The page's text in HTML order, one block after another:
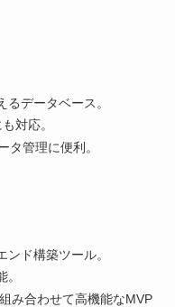
データベース。
対応。
タ管理に便利。
ド構築ツール。
み合わせて高機能なMVP